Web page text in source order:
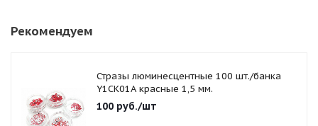
Рекомендуем
Стразы люминесцентные 100 шт./банка
Y1CK01A красные 1,5 мм.
100 руб./шт